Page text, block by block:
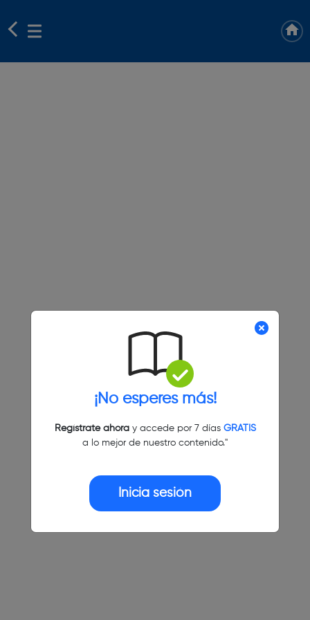
¡No esperes más!
Regístrate ahoray accede por 7 días GRATIS
a lo mejor de nuestro contenido."
Inicia sesión